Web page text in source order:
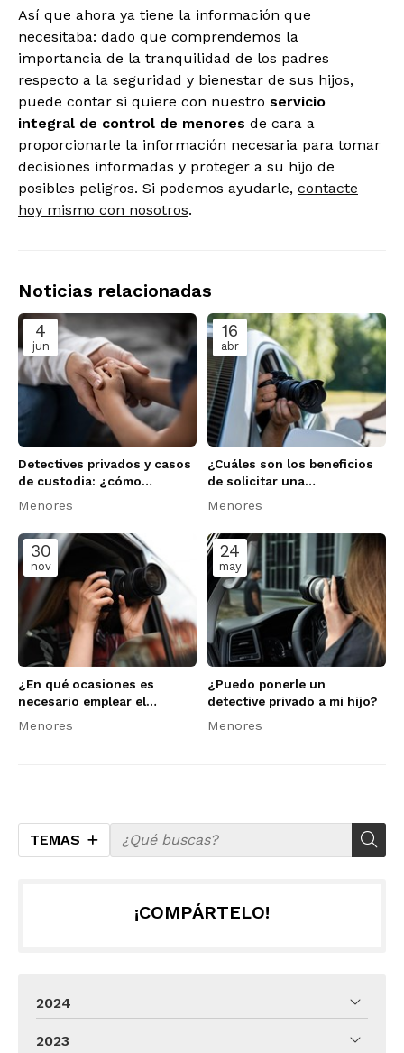
TEMAS
Así que ahora ya tiene la información que
necesitaba: dado que comprendemos la
importancia de la tranquilidad de los padres
respecto a la seguridad y bienestar de sus hijos,
puede contar si quiere con nuestro servicio
integral de control de menores de cara a
proporcionarle la información necesaria para tomar
decisiones informadas y proteger a su hijo de
posibles peligros. Si podemos ayudarle, contacte
hoy mismo con nosotros.
Noticias relacionadas
4
jun
Detectives privados y casos
de custodia: ¿cómo
Menores
16
abr
¿Cuáles son los beneficios
de solicitar una
Menores
30
nov
¿En qué ocasiones es
necesario emplear el
Menores
24
may
¿Puedo ponerle un
detective privado a mi hijo?
Menores
¡COMPÁRTELO!
2024
2023